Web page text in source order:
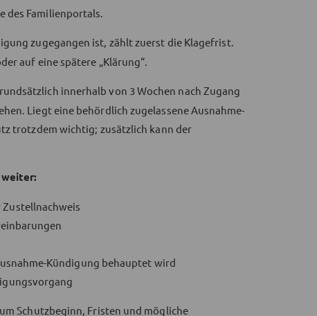
des Familienportals.
zugegangen ist, zählt zuerst die Klagefrist.
auf eine spätere „Klärung“.
innerhalb von 3 Wochen nach Zugang
Liegt eine behördlich zugelassene Ausnahme-
trotzdem wichtig; zusätzlich kann der
Kündigung behauptet wird
Schutzbeginn, Fristen und mögliche